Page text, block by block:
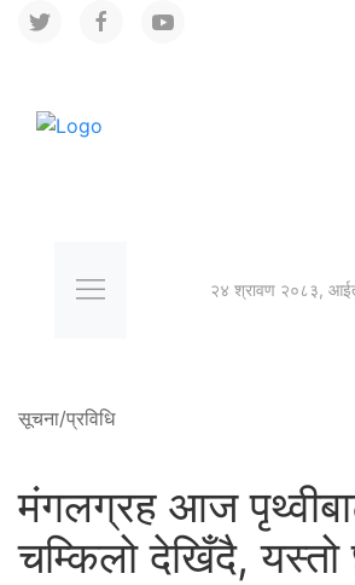
२४ श्रावण २०८३,
सूचना/प्रविधि
मंगलग्रह आज
चम्किलो देखिँदै,